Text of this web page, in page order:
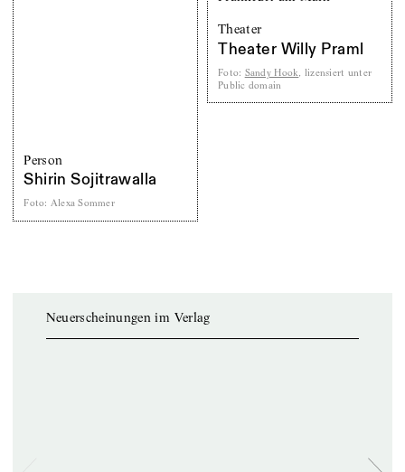
Person
Shirin Sojitrawalla
Foto: Alexa Sommer
Theater
Theater Willy Praml
Foto: Sandy Hook, lizensiert unter
Public domain
Neuerscheinungen im Verlag